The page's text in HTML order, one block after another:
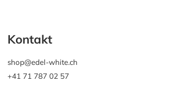
Kontakt
shop@edel-white.ch
+41 71 787 02 57